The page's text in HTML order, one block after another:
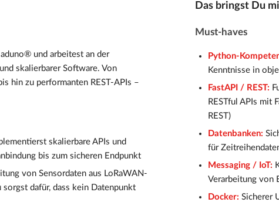
und arbeitest an der
skalierbarer Software. Von
hin zu performanten REST-APIs –
skalierbare APIs und
bis zum sicheren Endpunkt
von Sensordaten aus LoRaWAN-
dafür, dass kein Datenpunkt
Das bringst Du
Must-haves
Python-
Kenntnisse in
FastAPI / REST:
RESTful APIs mit
REST)
Datenbanken:
für
Messaging / IoT:
Verarbeitung von
Docker:Sicherer